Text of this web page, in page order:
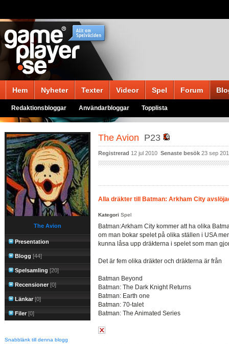
Hem Nyheter Texter Videor Spel Forum
Redaktionsbloggar Användarbloggar Topplista
The Avion
Presentation
Blogg [44]
Spelsamling [20]
Recensioner[0]
Länkar[0]
Filer[0]
Snabblänk till denna blogg
The Avion P23
Registrerad 12 jul 2010 Senaste besök 23 sep
Alla dräkter till Batman: Arkham City
Kategori Spel
Batman:Arkham City kommer att ha olika
om man bokar spelet på olika ställen i USA
kunna låsa upp dräkterna i spelet som man
Det är fem olika dräkter och dräkterna är från
Batman Beyond
Batman: The Dark Knight Returns
Batman: Earth one
Batman: 70-talet
Batman: The Animated Series